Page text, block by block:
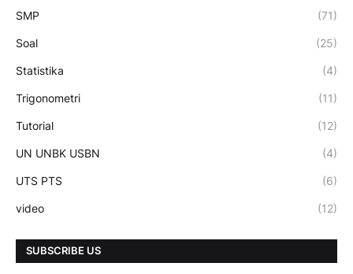
SMP (71)
Soal (25)
Statistika (4)
Trigonometri (11)
Tutorial (12)
UN UNBK USBN (4)
UTS PTS (6)
video (12)
SUBSCRIBE US